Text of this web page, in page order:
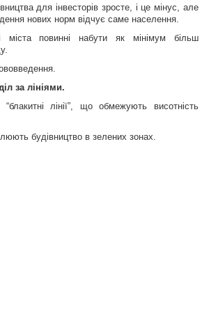
для інвесторів зросте, і це мінус, але
нових норм відчує саме населення.
міста повинні набути як мінімум більш
за лініями.
лінії”, що обмежують висотність
будівництво в зелених зонах.